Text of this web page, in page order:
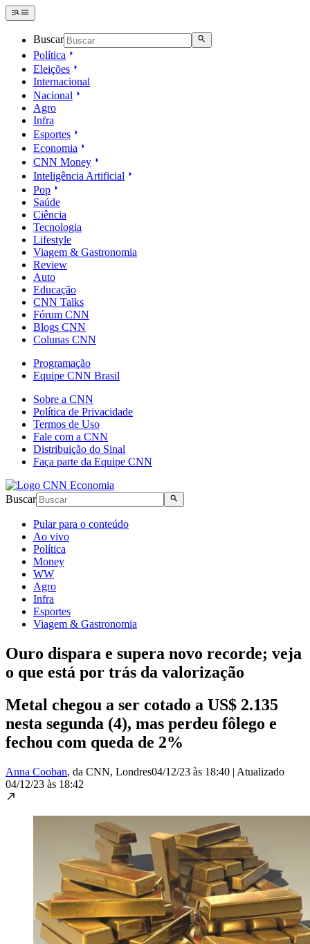
Buscar
Política
Eleições
Internacional
Nacional
Agro
Infra
Esportes
Economia
CNN Money
Inteligência Artificial
Pop
Saúde
Ciência
Tecnologia
Lifestyle
Viagem & Gastronomia
Review
Auto
Educação
CNN Talks
Fórum CNN
Blogs CNN
Colunas CNN
Programação
Equipe CNN Brasil
Sobre a CNN
Política de Privacidade
Termos de Uso
Fale com a CNN
Distribuição do Sinal
Faça parte da Equipe CNN
Buscar
Pular para o conteúdo
Ao vivo
Política
Money
WW
Agro
Infra
Esportes
Viagem & Gastronomia
Ouro dispara e supera novo recorde; veja
o que está por trás da valorização
Metal chegou a ser cotado a US$ 2.135
nesta segunda (4), mas perdeu fôlego e
fechou com queda de 2%
Anna Cooban, da CNN, Londres04/12/23 às 18:40 | Atualizado
04/12/23 às 18:42